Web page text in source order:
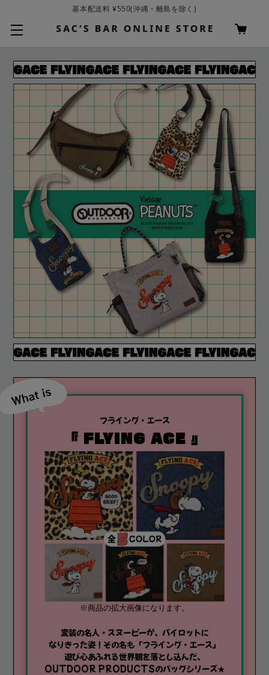
基本配送料 ¥550(沖縄・離島を除く)
フライング・エース
『 FLYING ACE 』
※商品の拡大画像になります。
変装の名人・スヌーピーが、パイロットに
なりきった姿！その名も「フライング・エース」
遊び心あふれる世界観を落とし込んだ、
OUTDOOR PRODUCTSのバッグシリーズ★